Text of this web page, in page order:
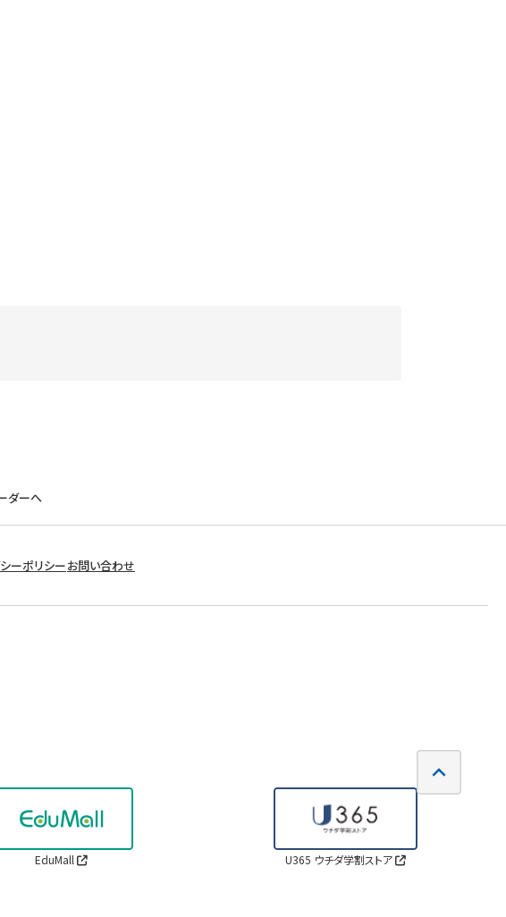
ダーへ
ーポリシーお問い合わせ
EduMall U365 ウチダ学割ストア